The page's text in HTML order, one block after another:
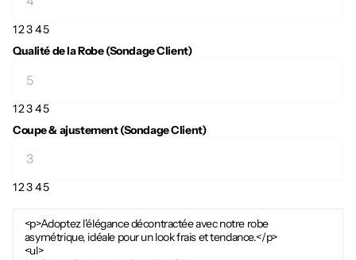
12345
Qualité de la Robe (Sondage Client)
12345
Coupe & ajustement (Sondage Client)
12345
<p>Adoptez l'élégance décontractée avec notre robe
asymétrique, idéale pour un look frais et tendance.</p>
<ul>